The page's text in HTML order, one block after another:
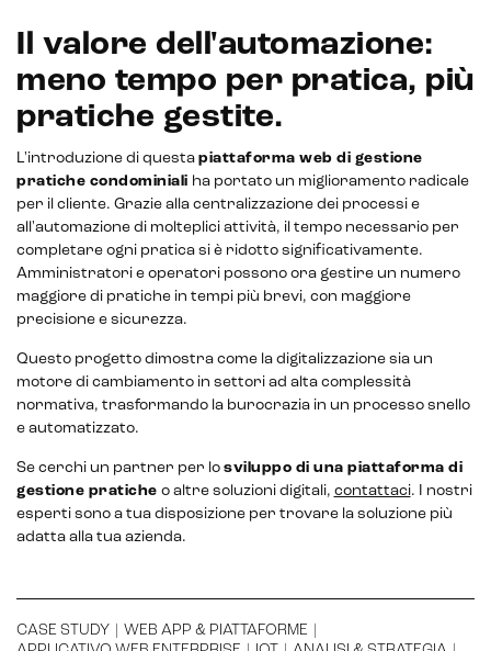
Sistemi di loyalty
Hubspot
Email marketing
Marketing automation
Lead generation e nurturing
Customer segmentation
Il valore dell'automazione:
meno tempo per pratica, più
pratiche gestite.
L'introduzione di questa piattaforma web di gestione
pratiche condominiali ha portato un miglioramento radicale
per il cliente. Grazie alla centralizzazione dei processi e
all'automazione di molteplici attività, il tempo necessario per
completare ogni pratica si è ridotto significativamente.
Amministratori e operatori possono ora gestire un numero
maggiore di pratiche in tempi più brevi, con maggiore
precisione e sicurezza.
Questo progetto dimostra come la digitalizzazione sia un
motore di cambiamento in settori ad alta complessità
normativa, trasformando la burocrazia in un processo snello
e automatizzato.
Se cerchi un partner per lo sviluppo di una piattaforma di
gestione pratiche o altre soluzioni digitali, contattaci. I nostri
esperti sono a tua disposizione per trovare la soluzione più
adatta alla tua azienda.
CASE STUDY WEB APP & PIATTAFORME